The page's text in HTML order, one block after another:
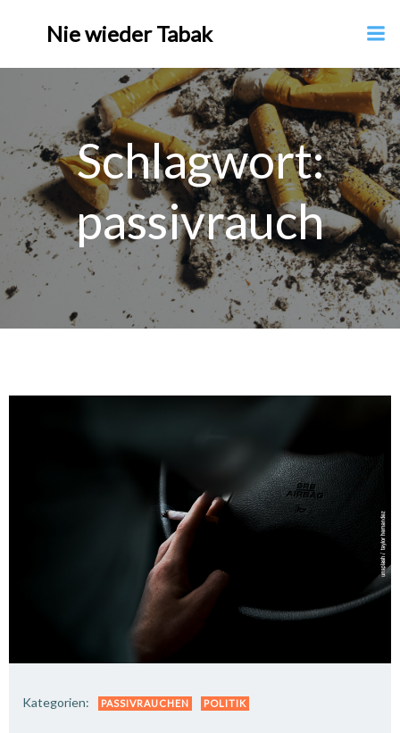
Nie wieder Tabak
Schlagwort:
passivrauch
Kategorien: PASSIVRAUCHEN POLITIK